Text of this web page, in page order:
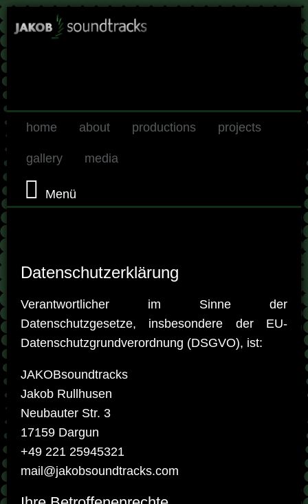
home about productions projects
gallery media
Menü
Datenschutzerklärung
Verantwortlicher im Sinne der
Datenschutzgesetze, insbesondere der EU-
Datenschutzgrundverordnung (DSGVO), ist:
JAKOBsoundtracks
Jakob Rullhusen
Neubauter Str. 3
17159 Dargun
+49 221 25945321
mail@jakobsoundtracks.com